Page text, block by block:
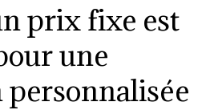
prix fixe est
une